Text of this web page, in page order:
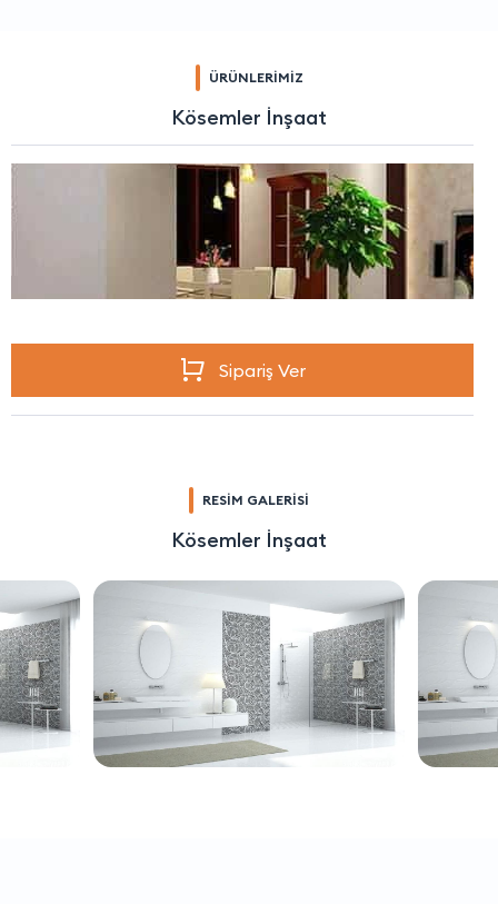
ÜRÜNLERİMİZ
Kösemler İnşaat
Sipariş Ver
RESİM GALERİSİ
Kösemler İnşaat